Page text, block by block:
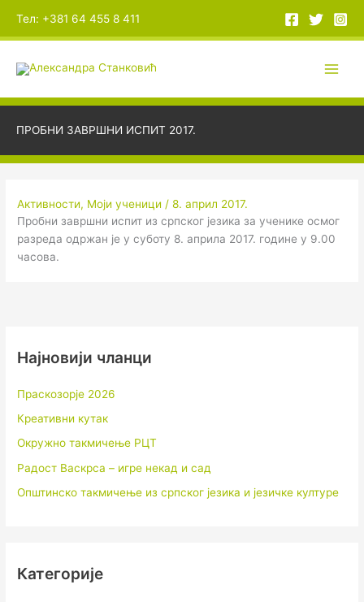
садржај
Тел: +381 64 455 8 411
ПРОБНИ ЗАВРШНИ ИСПИТ 2017.
Активности, Моји ученици /8. април 2017.
Пробни завршни испит из српског језика за ученике осмог
разреда одржан је у суботу 8. априла 2017. године у 9.00
часова.
Најновији чланци
Праскозорје 2026
Креативни кутак
Окружно такмичење РЦТ
Радост Васкрса – игре некад и сад
Општинско такмичење из српског језика и језичке културе
Категорије
и
в